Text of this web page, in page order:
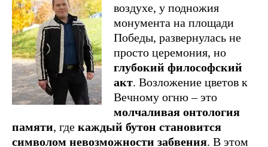
воздухе, у подножия
монумента на площади
Победы, развернулась не
просто церемония, но
глубокий философский
акт. Возложение цветов к
Вечному огню – это
молчаливая онтология
памяти, где каждый бутон становится
символом невозможности забвения. В этом